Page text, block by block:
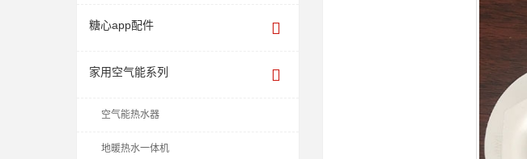
糖心app配件
家用空气能系列
空气能热水器
地暖热水一体机